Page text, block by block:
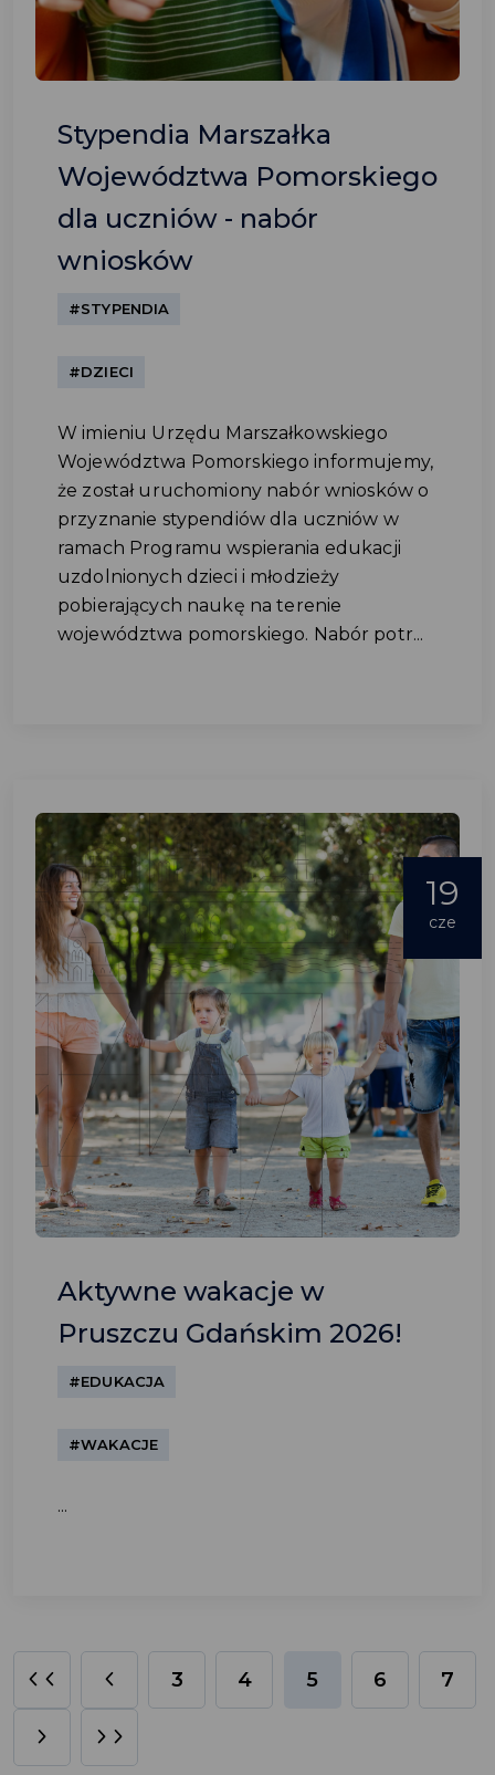
Stypendia Marszałka
Województwa Pomorskiego
dla uczniów - nabór
wniosków
#STYPENDIA
#DZIECI
W imieniu Urzędu Marszałkowskiego
Województwa Pomorskiego informujemy,
że został uruchomiony nabór wniosków o
przyznanie stypendiów dla uczniów w
ramach Programu wspierania edukacji
uzdolnionych dzieci i młodzieży
pobierających naukę na terenie
województwa pomorskiego. Nabór potr...
19
cze
Aktywne wakacje w
Pruszczu Gdańskim 2026!
#EDUKACJA
#WAKACJE
...
3 4 5 6 7